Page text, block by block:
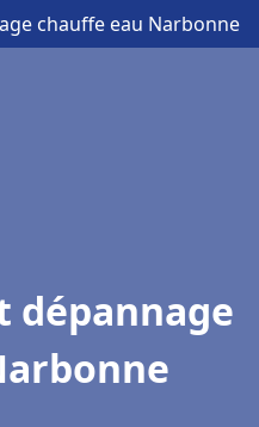
chauffe eau Narbonne